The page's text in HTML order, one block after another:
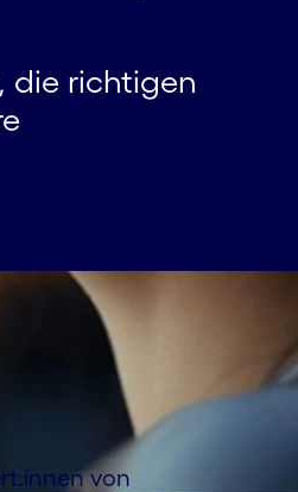
die richtigen
von